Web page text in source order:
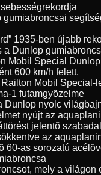
1935-ben újabb
a Dunlop
Mobil Special
600 km/h felett.
Mobil
1 futamgyõzelme
nyolc
nyújt az
jelentõ
az
60-as sorozatú
mely a